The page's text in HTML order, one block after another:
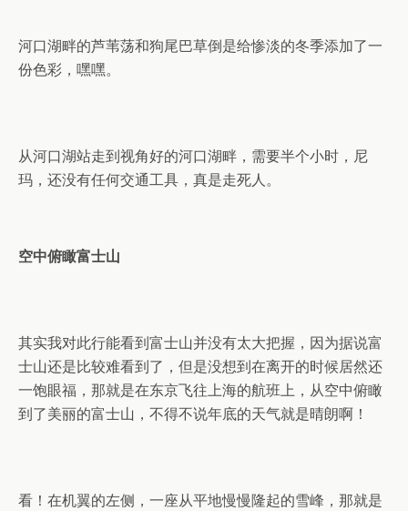
河口湖畔的芦苇荡和狗尾巴草倒是给惨淡的冬季添加了一
份色彩，嘿嘿。
从河口湖站走到视角好的河口湖畔，需要半个小时，尼
玛，还没有任何交通工具，真是走死人。
空中俯瞰富士山
其实我对此行能看到富士山并没有太大把握，因为据说富
士山还是比较难看到了，但是没想到在离开的时候居然还
一饱眼福，那就是在东京飞往上海的航班上，从空中俯瞰
到了美丽的富士山，不得不说年底的天气就是晴朗啊！
看！在机翼的左侧，一座从平地慢慢隆起的雪峰，那就是